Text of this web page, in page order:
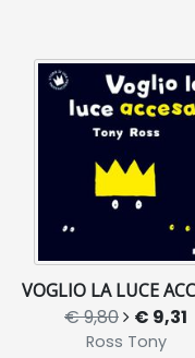
VOGLIO LA LUCE
€ 9,80 € 9,31
Ross Tony